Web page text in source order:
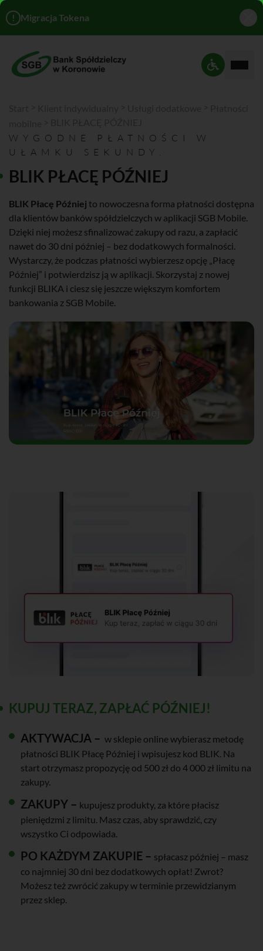
! Migracja Tokena
Ustawienia
WYGODNE PŁATNOŚCI W
UŁAMKU SEKUNDY.
BLIK PŁACĘ PÓŹNIEJ
BLIK Płacę Później to nowoczesna forma płatności dostępna
dla klientów banków spółdzielczych w aplikacji SGB Mobile.
Dzięki niej możesz sfinalizować zakupy od razu, a zapłacić
nawet do 30 dni później – bez dodatkowych formalności.
Wystarczy, że podczas płatności wybierzesz opcję „Płacę
Później” i potwierdzisz ją w aplikacji. Skorzystaj z nowej
funkcji BLIKA i ciesz się jeszcze większym komfortem
bankowania z SGB Mobile.
KUPUJ TERAZ, ZAPŁAĆ PÓŹNIEJ!
AKTYWACJA – w sklepie online wybierasz metodę
płatności BLIK Płacę Później i wpisujesz kod BLIK. Na
start otrzymasz propozycję od 500 zł do 4 000 zł limitu na
zakupy.
ZAKUPY – kupujesz produkty, za które płacisz
pieniędzmi z limitu. Masz czas, aby sprawdzić, czy
wszystko Ci odpowiada.
PO KAŻDYM ZAKUPIE – spłacasz później – masz
co najmniej 30 dni bez dodatkowych opłat! Zwrot?
Możesz też zwrócić zakupy w terminie przewidzianym
przez sklep.